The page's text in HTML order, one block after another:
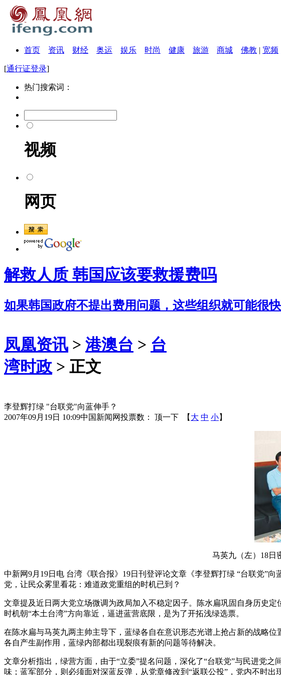
首页 资讯 财经 奥运 娱乐 时尚 健康 旅游 商城 佛教 | 宽频
[通行证登录]
热门搜索词：
视频
网页
解救人质 韩国应该要救援费吗
如果韩国政府不提出费用问题，这些组织就可能很
凤凰资讯 > 港澳台 > 台
湾时政 > 正文
李登辉打绿 "台联党"向蓝伸手？
2007年09月19日 10:09中国新闻网投票数： 顶一下 【 大 中 小】
马英九（左）18日
中新网9月19日电 台湾《联合报》19日刊登评论文章《李登辉打绿 “台联党”
党，让民众雾里看花：难道政党重组的时机已到？
文章提及近日两大党立场微调为政局加入不稳定因子。陈水扁巩固自身历史
时机朝“本土台湾”方向靠近，逼进蓝营底限，是为了开拓浅绿选票。
在陈水扁与马英九两主帅主导下，蓝绿各自在意识形态光谱上抢占新的战略
各自产生副作用，蓝绿内部都出现裂痕有新的问题等待解决。
文章分析指出，绿营方面，由于“立委”提名问题，深化了“台联党”与民进党
味；蓝军部分，则必须面对深蓝反弹，从党章修改到“返联公投”，党内不时